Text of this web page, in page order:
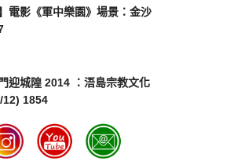
電影《軍中樂園》場景：金沙
迎城隍 2014 ：浯島宗教文化
12) 1854